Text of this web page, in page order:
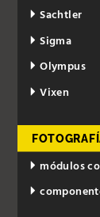
Sachtler
Sigma
Olympus
Vixen
módulos